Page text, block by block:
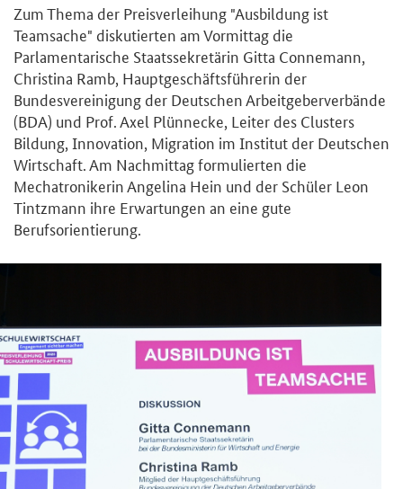
Zum Thema der Preisverleihung "Ausbildung ist
Teamsache" diskutierten am Vormittag die
Parlamentarische Staatssekretärin Gitta Connemann,
Christina Ramb, Hauptgeschäftsführerin der
Bundesvereinigung der Deutschen Arbeitgeberverbände
(BDA) und Prof. Axel Plünnecke, Leiter des Clusters
Bildung, Innovation, Migration im Institut der Deutschen
Wirtschaft. Am Nachmittag formulierten die
Mechatronikerin Angelina Hein und der Schüler Leon
Tintzmann ihre Erwartungen an eine gute
Berufsorientierung.